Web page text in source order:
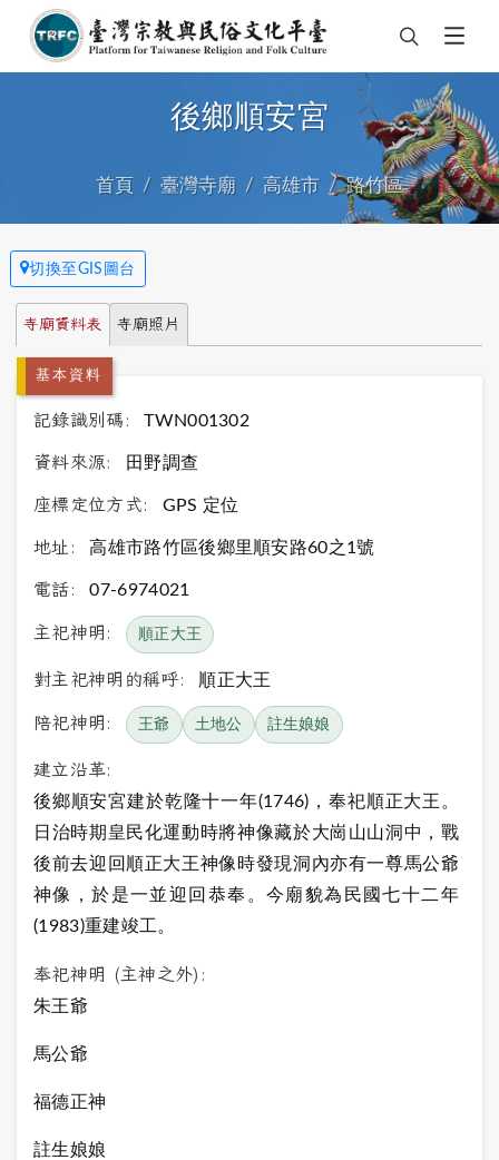
後鄉順安宮
首頁 臺灣寺廟 高雄市 路竹區
切換至GIS圖台
寺廟資料表 寺廟照片
基本資料
記錄識別碼: TWN001302
資料來源: 田野調查
座標定位方式: GPS 定位
地址: 高雄市路竹區後鄉里順安路60之1號
電話: 07-6974021
主祀神明: 順正大王
對主祀神明的稱呼: 順正大王
陪祀神明: 王爺 土地公 註生娘娘
建立沿革:
後鄉順安宮建於乾隆十一年(1746)，奉祀順正大王。
日治時期皇民化運動時將神像藏於大崗山山洞中，戰
後前去迎回順正大王神像時發現洞內亦有一尊馬公爺
神像，於是一並迎回恭奉。今廟貌為民國七十二年
(1983)重建竣工。
奉祀神明 (主神之外):
朱王爺
馬公爺
福德正神
註生娘娘